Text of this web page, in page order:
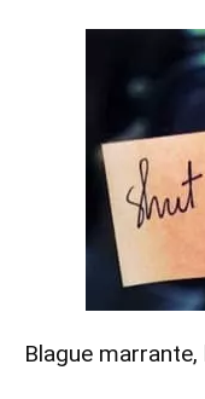
Blague